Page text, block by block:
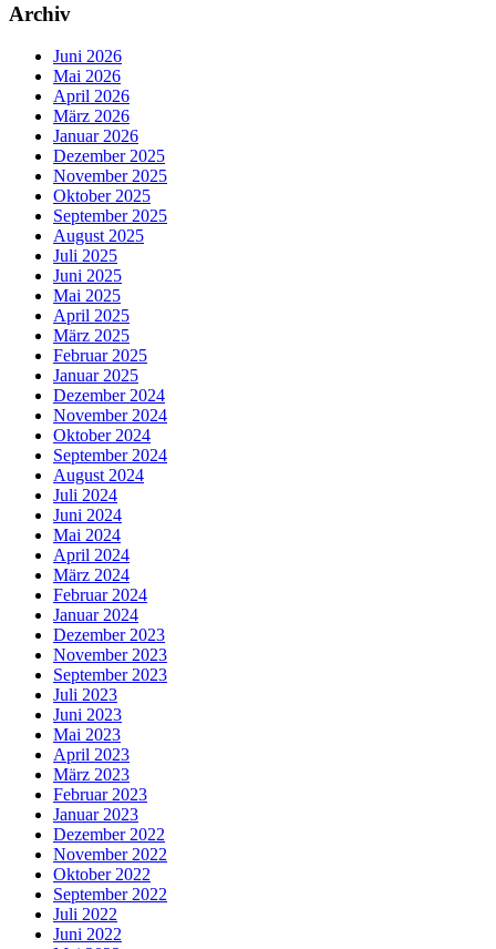
Archiv
Juni 2026
Mai 2026
April 2026
März 2026
Januar 2026
Dezember 2025
November 2025
Oktober 2025
September 2025
August 2025
Juli 2025
Juni 2025
Mai 2025
April 2025
März 2025
Februar 2025
Januar 2025
Dezember 2024
November 2024
Oktober 2024
September 2024
August 2024
Juli 2024
Juni 2024
Mai 2024
April 2024
März 2024
Februar 2024
Januar 2024
Dezember 2023
November 2023
September 2023
Juli 2023
Juni 2023
Mai 2023
April 2023
März 2023
Februar 2023
Januar 2023
Dezember 2022
November 2022
Oktober 2022
September 2022
Juli 2022
Juni 2022